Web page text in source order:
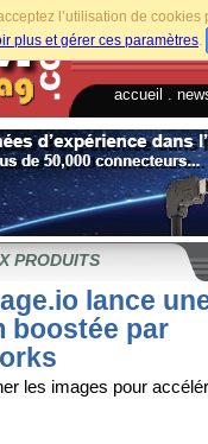
l’utilisation de
plus et gérer ces paramètres.
accueil
PRODUITS
lance
boostée par
les images pour